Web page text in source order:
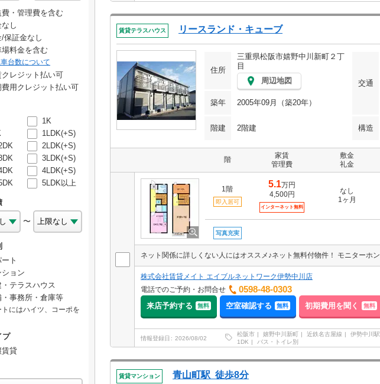
費・管理費を含む
し
保証金なし
場料金を含む
台数について
クレジット払い可
費用クレジット払い可
1K
1LDK(+S)
2LDK(+S)
3LDK(+S)
4LDK(+S)
5LDK以上
〜
ト
ション
・テラスハウス
・事務所・倉庫等
トにはハイツ、コーポを
プ
賃貸
賃貸テラスハウス リースランド・キューブ
住所
三重県松阪市嬉野中川新町２丁
目
周辺地図
交通
築年 2005年09月（築20年）
階建 2階建 構造
階
家賃
管理費
敷金
礼金
1階
即入居可
5.1万円
4,500円
インターネット無料
なし
1ヶ月
写真充実
株式会社賃貸メイト エイブルネットワーク伊勢中川店
電話でのご予約・お問合せ
0598-48-0303
来店予約する 無料 空室確認する 無料 初期費用を聞く 無料
情報登録日 2026/08/02
松阪市 嬉野中川新町 近鉄名古屋線 伊勢中川駅
1DK
バス・トイレ別
賃貸マンション 青山町駅 徒歩8分